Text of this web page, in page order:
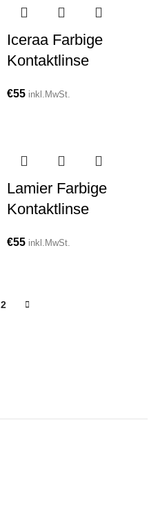
Iceraa Farbige
Kontaktlinse
€55 inkl.MwSt.
Lamier Farbige
Kontaktlinse
€55 inkl.MwSt.
2